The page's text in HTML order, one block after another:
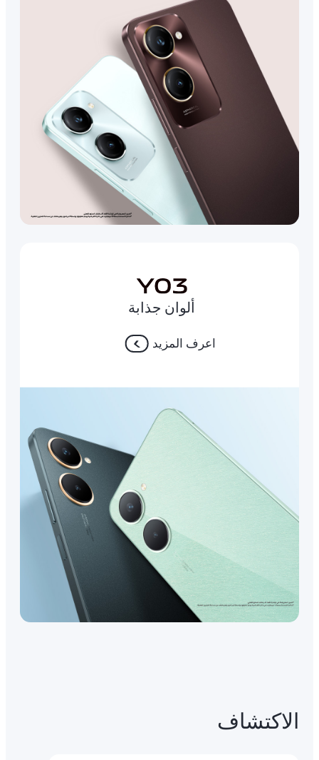
ألوان جذابة
اعرف المزيد
الاكتشاف